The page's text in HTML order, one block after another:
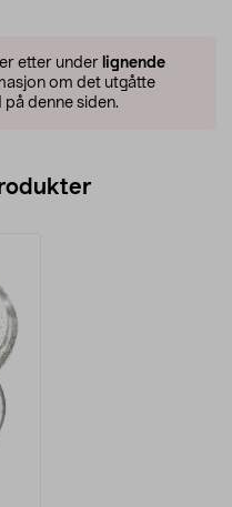
etter under lignende
om det utgåtte
denne siden.